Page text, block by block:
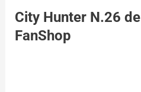
City Hunter N.26 de
FanShop